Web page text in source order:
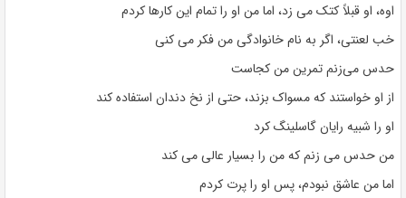
اوه، او قبلاً کتک می زد، اما من او را تمام این کارها کردم
خب لعنتی، اگر به نام خانوادگی من فکر می کنی
حدس می‌زنم تمرین من کجاست
از او خواستند که مسواک بزند، حتی از نخ دندان استفاده کند
او را شبیه رایان گاسلینگ کرد
من حدس می زنم که من را بسیار عالی می کند
اما من عاشق نبودم، پس او را پرت کردم